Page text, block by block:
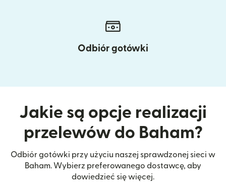
Odbiór gotówki
Jakie są opcje realizacji
przelewów do Baham?
Odbiór gotówki przy użyciu naszej sprawdzonej sieci w
Baham. Wybierz preferowanego dostawcę, aby
dowiedzieć się więcej.